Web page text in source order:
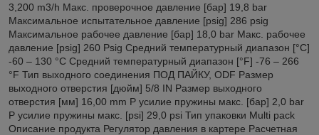
3,200 m3/h Макс. проверочное давление [бар] 19,8 bar
Максимальное испытательное давление [psig] 286 psig
Максимальное рабочее давление [бар] 18,0 bar Макс. рабочее
давление [psig] 260 Psig Средний температурный диапазон [°C]
-60 – 130 °C Средний температурный диапазон [°F] -76 – 266
°F Тип выходного соединения ПОД ПАЙКУ, ODF Размер
выходного отверстия [дюйм] 5/8 IN Размер выходного
отверстия [мм] 16,00 mm P усилие пружины макс. [бар] 2,0 bar
P усилие пружины макс. [psi] 29,0 psi Тип упаковки Multi pack
Описание продукта Регулятор давления в картере Расчетная